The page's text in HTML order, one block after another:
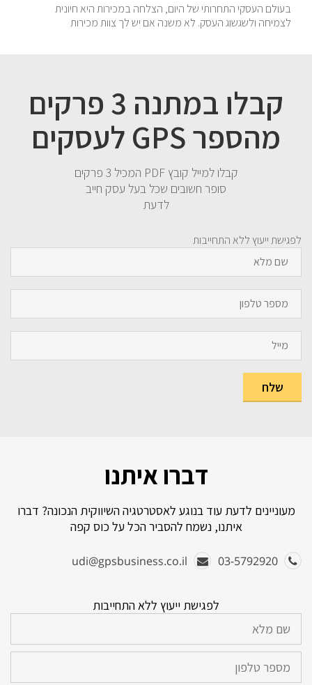
בעולם העסקי התחרותי של היום, הצלחה במכירות היא חיונית
לצמיחה ולשגשוג העסק. לא משנה אם יש לך צוות מכירות
קבלו במתנה 3 פרקים
מהספר GPS לעסקים
קבלו למייל קובץ PDF המכיל 3 פרקים
סופר חשובים שכל בעל עסק חייב
לדעת
לפגישת ייעוץ ללא התחייבות
דברו איתנו
מעוניינים לדעת עוד בנוגע לאסטרטגיה השיווקית הנכונה? דברו
איתנו, נשמח להסביר הכל על כוס קפה
udi@gpsbusiness.co.il
לפגישת ייעוץ ללא התחייבות